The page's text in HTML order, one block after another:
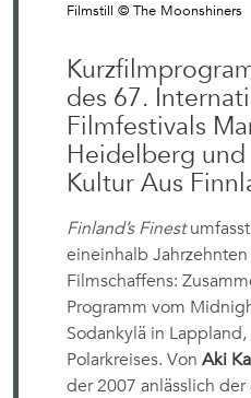
Filmstill © The Moonshiners
des 67.
Filmfestivals
Heidelberg und
Kultur Aus
Finland’s Finest
eineinhalb
Filmschaffens:
Programm vom
Sodankylä in
Polarkreises. Von Aki
der 2007 anlässlich